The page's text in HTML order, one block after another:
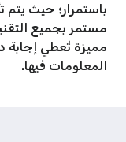
باستمرار؛ حيث يتم
مستمر بجميع
مميزة تُعطي إجابة
المعلومات فيها.